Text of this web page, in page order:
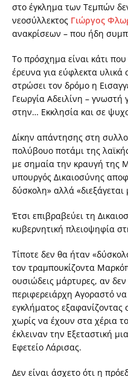
στο έγκλημα των Τεμπών
νεοσύλλεκτος Γιώργος
ανακρίσεων – που ήδη
Το πρόσχημα είναι κάτι που
έρευνα για εύφλεκτα υλικά
στρώσει τον δρόμο η
Γεωργία Αδειλίνη –
στην… Εκκλησία και σε
Δίκην απάντησης στη
πολύβουο ποτάμι της
με σημαία την κραυγή της
υπουργός Δικαιοσύνης
δύσκολη» αλλά «διεξάγεται
Έτσι επιβραβεύει τη
κυβερνητική πλειοψηφία
Τίποτε δεν θα ήταν
τον τραμπουκίζοντα
ουσιώδεις μάρτυρες, αν
περιφερειάρχη Αγοραστό
εγκλήματος εξαφανίζοντας
χωρίς να έχουν στα χέρια
έκλειναν την Εξεταστική
Εφετείο Λάρισας.
Δεν είναι άσχετο ότι η